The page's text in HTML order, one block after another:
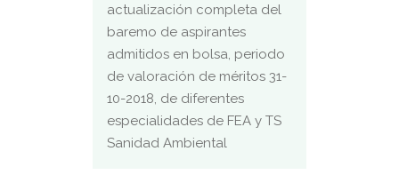
actualización completa del
baremo de aspirantes
admitidos en bolsa, periodo
de valoración de méritos 31-
10-2018, de diferentes
especialidades de FEA y TS
Sanidad Ambiental